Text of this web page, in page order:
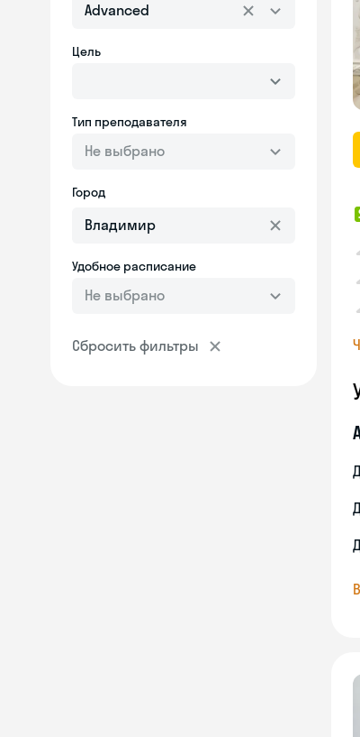
Advanced
Цель
Тип преподавателя
Не выбрано
Город
Удобное расписание
Не выбрано
Сбросить фильтры